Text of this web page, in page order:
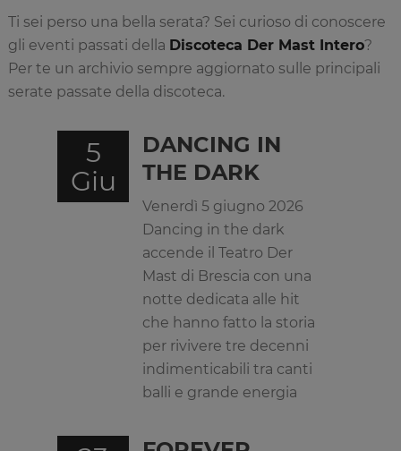
Ti sei perso una bella serata? Sei curioso di conoscere
gli eventi passati della Discoteca Der Mast Intero?
Per te un archivio sempre aggiornato sulle principali
serate passate della discoteca.
5
Giu
DANCING IN
THE DARK
Venerdì 5 giugno 2026
Dancing in the dark
accende il Teatro Der
Mast di Brescia con una
notte dedicata alle hit
che hanno fatto la storia
per rivivere tre decenni
indimenticabili tra canti
balli e grande energia